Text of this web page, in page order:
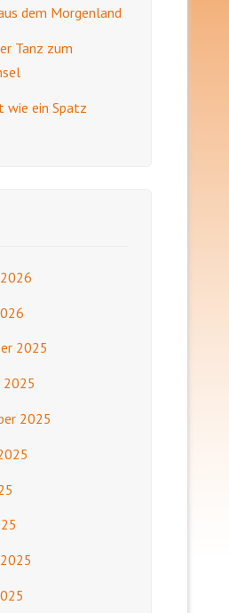
dem Morgenland
Tanz zum
wie ein Spatz
2025
2025
2025